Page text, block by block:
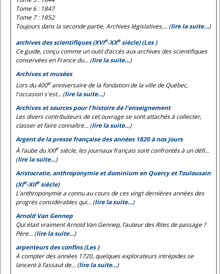
Tome 6 : 1847
Tome 7 : 1852
Toujours dans la seconde partie, Archives législatives,... (lire la suite…)
archives des scientifiques (XVIe-XXesiècle) (Les )
Ce guide, conçu comme un outil d’accès aux archives des scientifiques
conservées en France du... (lire la suite…)
Archives et musées
Lors du 400e anniversaire de la fondation de la ville de Québec,
l'occasion s'est... (lire la suite…)
Archives et sources pour l’histoire de l’enseignement
Les divers contributeurs de cet ouvrage se sont attachés à collecter,
classer et faire connaître... (lire la suite…)
Argent de la presse française des années 1820 à nos jours
À l’aube du XXIe siècle, les journaux français sont confrontés à un défi...
(lire la suite…)
Aristocratie, anthroponymie et dominium en Quercy et Toulousain
(XIe-XIIesiècle)
L’anthroponymie a connu au cours de ces vingt dernières années des
progrès considérables qui... (lire la suite…)
Arnold Van Gennep
Qui était vraiment Arnold Van Gennep, l’auteur desRites de passage?
Père... (lire la suite…)
arpenteurs des confins (Les )
À compter des années 1720, quelques explorateurs intrépides se
lancent à l’assaut de... (lire la suite…)